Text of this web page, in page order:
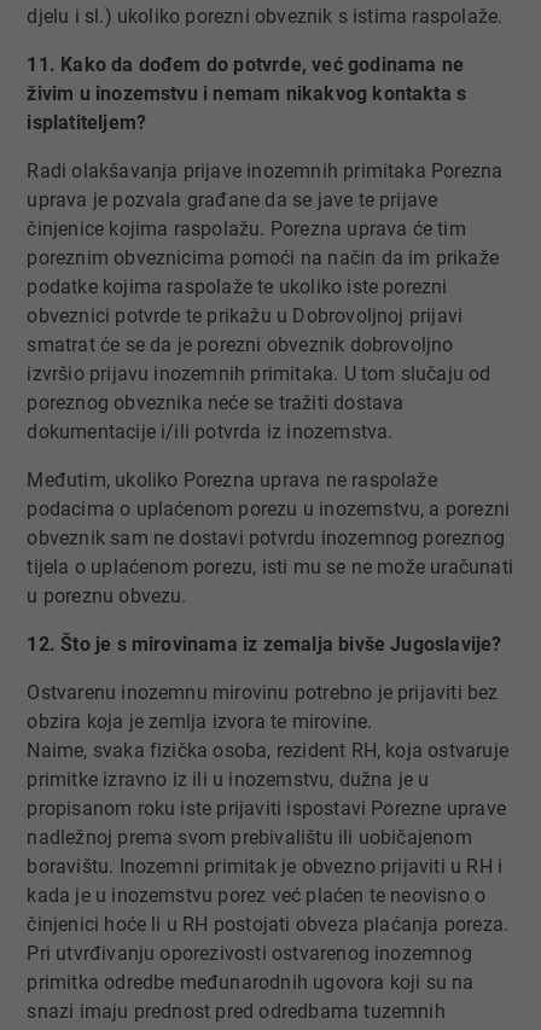
djelu i sl.) ukoliko porezni obveznik s istima raspolaže.
11. Kako da dođem do potvrde, već godinama ne
živim u inozemstvu i nemam nikakvog kontakta s
isplatiteljem?
Radi olakšavanja prijave inozemnih primitaka Porezna
uprava je pozvala građane da se jave te prijave
činjenice kojima raspolažu. Porezna uprava će tim
poreznim obveznicima pomoći na način da im prikaže
podatke kojima raspolaže te ukoliko iste porezni
obveznici potvrde te prikažu u Dobrovoljnoj prijavi
smatrat će se da je porezni obveznik dobrovoljno
izvršio prijavu inozemnih primitaka. U tom slučaju od
poreznog obveznika neće se tražiti dostava
dokumentacije i/ili potvrda iz inozemstva.
Međutim, ukoliko Porezna uprava ne raspolaže
podacima o uplaćenom porezu u inozemstvu, a porezni
obveznik sam ne dostavi potvrdu inozemnog poreznog
tijela o uplaćenom porezu, isti mu se ne može uračunati
u poreznu obvezu.
12. Što je s mirovinama iz zemalja bivše Jugoslavije?
Ostvarenu inozemnu mirovinu potrebno je prijaviti bez
obzira koja je zemlja izvora te mirovine.
Naime, svaka fizička osoba, rezident RH, koja ostvaruje
primitke izravno iz ili u inozemstvu, dužna je u
propisanom roku iste prijaviti ispostavi Porezne uprave
nadležnoj prema svom prebivalištu ili uobičajenom
boravištu. Inozemni primitak je obvezno prijaviti u RH i
kada je u inozemstvu porez već plaćen te neovisno o
činjenici hoće li u RH postojati obveza plaćanja poreza.
Pri utvrđivanju oporezivosti ostvarenog inozemnog
primitka odredbe međunarodnih ugovora koji su na
snazi imaju prednost pred odredbama tuzemnih